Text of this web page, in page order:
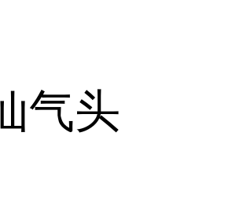
气头